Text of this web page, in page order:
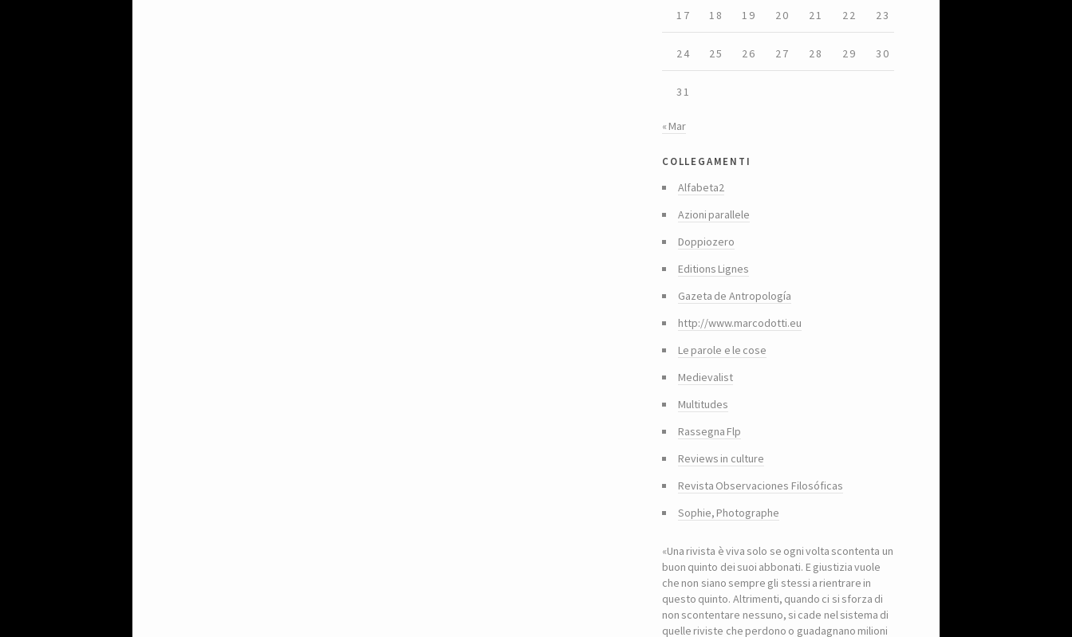
17 18 19 20 21 22 23
24 25 26 27 28 29 30
31
« Mar
collegamenti
Alfabeta2
Azioni parallele
Doppiozero
Editions Lignes
Gazeta de Antropología
http://www.marcodotti.eu
Le parole e le cose
Medievalist
Multitudes
Rassegna Flp
Reviews in culture
Revista Observaciones Filosóficas
Sophie, Photographe
«Una rivista è viva solo se ogni volta scontenta un
buon quinto dei suoi abbonati. E giustizia vuole
che non siano sempre gli stessi a rientrare in
questo quinto. Altrimenti, quando ci si sforza di
non scontentare nessuno, si cade nel sistema di
quelle riviste che perdono o guadagnano milioni